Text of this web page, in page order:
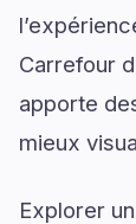
Carrefour
apporte
mieux
Explorer